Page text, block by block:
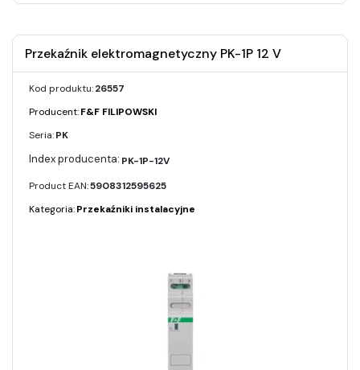
Przekaźnik elektromagnetyczny PK-1P 12 V
Kod produktu:26557
Producent:F&F FILIPOWSKI
Seria:PK
PK-1P-12V
Product EAN:5908312595625
Kategoria:Przekaźniki instalacyjne